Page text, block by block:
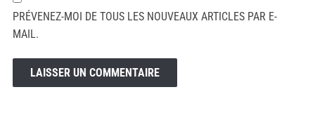
PRÉVENEZ-MOI DE TOUS LES NOUVEAUX ARTICLES PAR E-
MAIL.